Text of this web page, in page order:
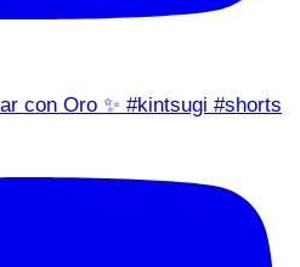
con Oro ✨ #kintsugi #shorts